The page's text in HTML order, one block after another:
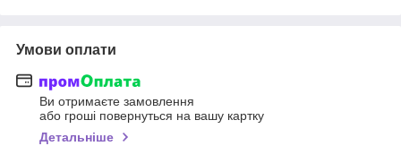
Умови оплати
Ви отримаєте замовлення
або гроші повернуться на вашу картку
Детальніше